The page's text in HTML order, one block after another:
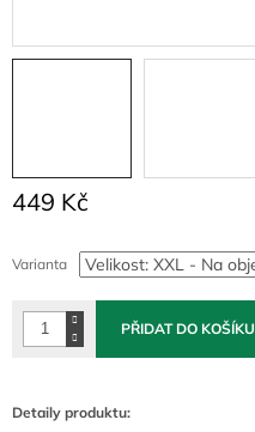
449 Kč
cena:
Varianta
PŘIDAT DO KOŠÍKU
Detaily produktu: